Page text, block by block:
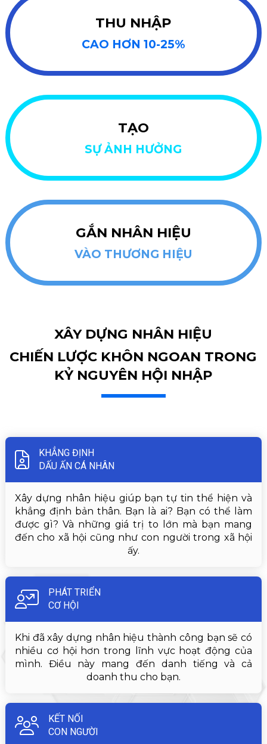
THU NHẬP
CAO HƠN 10-25%
TẠO
SỰ ẢNH HƯỞNG
GẮN NHÂN HIỆU
VÀO THƯƠNG HIỆU
XÂY DỰNG NHÂN HIỆU
CHIẾN LƯỢC KHÔN NGOAN TRONG
KỶ NGUYÊN HỘI NHẬP
KHẲNG ĐỊNH
DẤU ẤN CÁ NHÂN
Xây dựng nhân hiệu giúp bạn tự tin thể hiện và
khẳng định bản thân. Bạn là ai? Bạn có thể làm
được gì? Và những giá trị to lớn mà bạn mang
đến cho xã hội cũng như con người trong xã hội
ấy.
PHÁT TRIỂN
CƠ HỘI
Khi đã xây dựng nhân hiệu thành công bạn sẽ có
nhiều cơ hội hơn trong lĩnh vực hoạt động của
mình. Điều này mang đến danh tiếng và cả
doanh thu cho bạn.
KẾT NỐI
CON NGƯỜI